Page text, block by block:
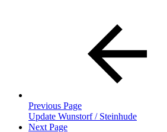
Previous Page
Update Wunstorf / Steinhude
Next Page